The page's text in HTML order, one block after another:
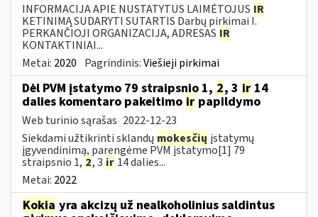
INFORMACIJA APIE NUSTATYTUS LAIMĖTOJUS IR
KETINIMĄ SUDARYTI SUTARTIS Darbų pirkimai I.
PERKANČIOJI ORGANIZACIJA, ADRESAS IR
KONTAKTINIAI...
Metai: 2020 Pagrindinis:Viešieji pirkimai
Dėl PVM įstatymo 79 straipsnio 1, 2, 3 ir 14
dalies komentaro pakeitimo ir papildymo
Web turinio sąrašas 2022-12-23
Siekdami užtikrinti sklandų mokesčių įstatymų
įgyvendinimą, parengėme PVM įstatymo[1] 79
straipsnio 1, 2, 3 ir 14 dalies...
Metai: 2022
Kokia yra akcizų už nealkoholinius saldintus